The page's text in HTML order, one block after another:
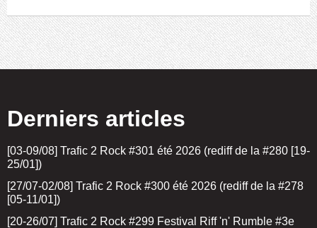
Derniers articles
[03-09/08] Trafic 2 Rock #301 été 2026 (rediff de la #280 [19-
25/01])
[27/07-02/08] Trafic 2 Rock #300 été 2026 (rediff de la #278
[05-11/01])
[20-26/07] Trafic 2 Rock #299 Festival Riff 'n' Rumble #3e